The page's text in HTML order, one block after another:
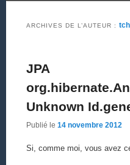
ARCHIVES DE L’AUTEUR :
JPA
Unknown
Publié le 14 novembre 2012
Si, comme moi, vous avez